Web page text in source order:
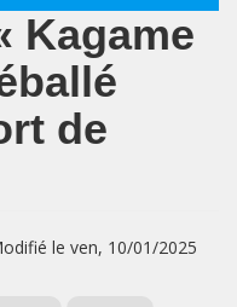
Kagame
de
le ven, 10/01/2025